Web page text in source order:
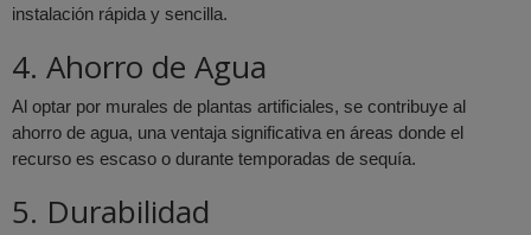
instalación rápida y sencilla.
4. Ahorro de Agua
Al optar por murales de plantas artificiales, se contribuye al
ahorro de agua, una ventaja significativa en áreas donde el
recurso es escaso o durante temporadas de sequía.
5. Durabilidad